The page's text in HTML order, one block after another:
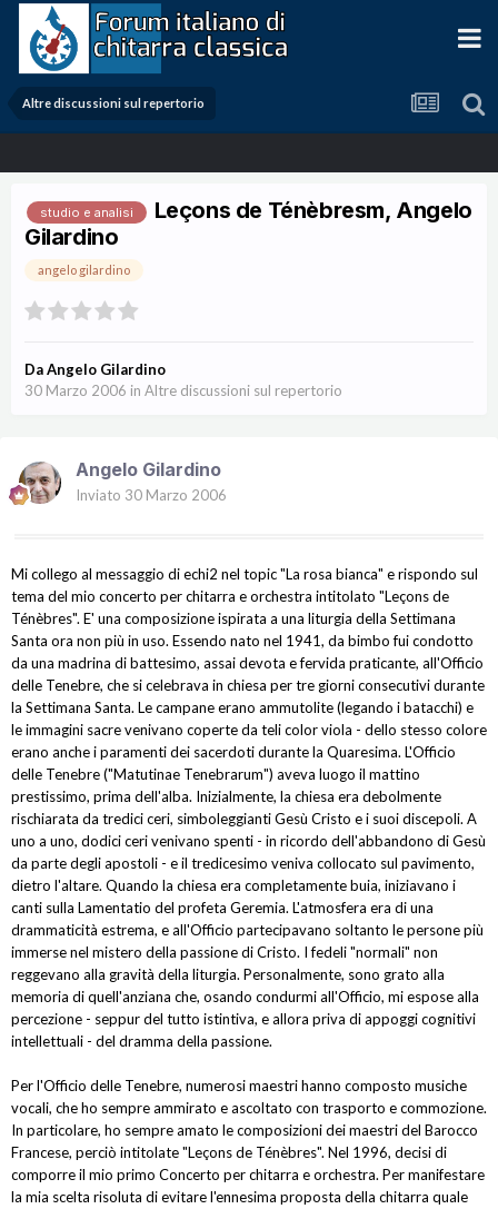
Altre discussioni sul repertorio
studio e analisi
Leçons de Ténèbresm, Angelo
Gilardino
angelo gilardino
DaAngelo Gilardino
30 Marzo 2006 in Altre discussioni sul repertorio
Angelo Gilardino
Inviato 30 Marzo 2006
Mi collego al messaggio di echi2 nel topic "La rosa bianca" e rispondo sul
tema del mio concerto per chitarra e orchestra intitolato "Leçons de
Ténèbres". E' una composizione ispirata a una liturgia della Settimana
Santa ora non più in uso. Essendo nato nel 1941, da bimbo fui condotto
da una madrina di battesimo, assai devota e fervida praticante, all'Officio
delle Tenebre, che si celebrava in chiesa per tre giorni consecutivi durante
la Settimana Santa. Le campane erano ammutolite (legando i batacchi) e
le immagini sacre venivano coperte da teli color viola - dello stesso colore
erano anche i paramenti dei sacerdoti durante la Quaresima. L'Officio
delle Tenebre ("Matutinae Tenebrarum") aveva luogo il mattino
prestissimo, prima dell'alba. Inizialmente, la chiesa era debolmente
rischiarata da tredici ceri, simboleggianti Gesù Cristo e i suoi discepoli. A
uno a uno, dodici ceri venivano spenti - in ricordo dell'abbandono di Gesù
da parte degli apostoli - e il tredicesimo veniva collocato sul pavimento,
dietro l'altare. Quando la chiesa era completamente buia, iniziavano i
canti sulla Lamentatio del profeta Geremia. L'atmosfera era di una
drammaticità estrema, e all'Officio partecipavano soltanto le persone più
immerse nel mistero della passione di Cristo. I fedeli "normali" non
reggevano alla gravità della liturgia. Personalmente, sono grato alla
memoria di quell'anziana che, osando condurmi all'Officio, mi espose alla
percezione - seppur del tutto istintiva, e allora priva di appoggi cognitivi
intellettuali - del dramma della passione.
Per l'Officio delle Tenebre, numerosi maestri hanno composto musiche
vocali, che ho sempre ammirato e ascoltato con trasporto e commozione.
In particolare, ho sempre amato le composizioni dei maestri del Barocco
Francese, perciò intitolate "Leçons de Ténèbres". Nel 1996, decisi di
comporre il mio primo Concerto per chitarra e orchestra. Per manifestare
la mia scelta risoluta di evitare l'ennesima proposta della chitarra quale